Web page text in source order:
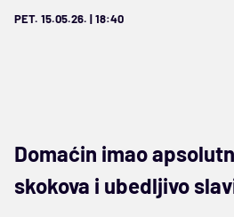
PET. 15.05.26. | 18:40
Domaćin imao
skokova i ubedljivo